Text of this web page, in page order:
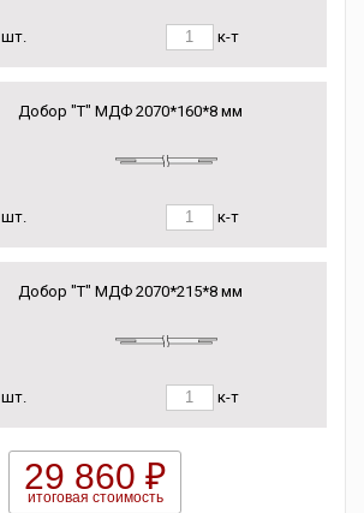
шт. к-т
Добор "Т" МДФ 2070*160*8 мм
шт. к-т
Добор "Т" МДФ 2070*215*8 мм
шт. к-т
29 860 ₽
итоговая стоимость